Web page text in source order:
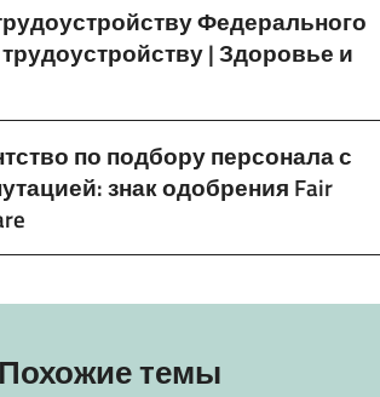
Федерального
трудоустройству | Здоровье и
по подбору персонала с
знак одобрения Fair
Похожие темы